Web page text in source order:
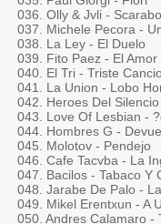
036. Olly & Jvli -
037. Michele Pecora -
038. La Ley - El Duelo
039. Fito Paez - El
040. El Tri - Triste
041. La Union - Lobo
042. Heroes Del
043. Love Of Lesbian -
044. Hombres G -
045. Molotov - Pendejo
046. Cafe Tacvba - La
047. Bacilos - Tabaco Y
048. Jarabe De Palo -
049. Mikel Erentxun - A
050. Andres Calamaro -